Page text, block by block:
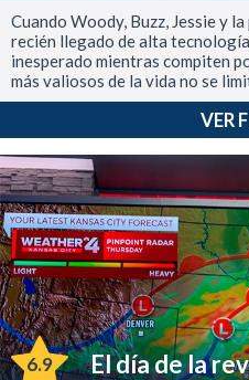
Cuando Woody, Buzz, Jessie y
recién llegado de alta
inesperado mientras compiten
más valiosos de la vida no se
VER
6.9 El día de la